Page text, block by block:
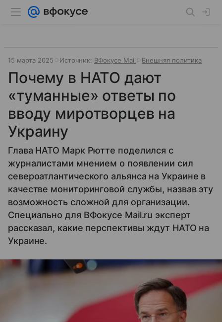
15 марта 2025 Источник: ВФокусе Mail Внешняя политика
Почему в НАТО дают
«туманные» ответы по
вводу миротворцев на
Украину
Глава НАТО Марк Рютте поделился с
журналистами мнением о появлении сил
североатлантического альянса на Украине в
качестве мониторинговой службы, назвав эту
возможность сложной для организации.
Специально для ВФокусе Mail.ru эксперт
рассказал, какие перспективы ждут НАТО на
Украине.